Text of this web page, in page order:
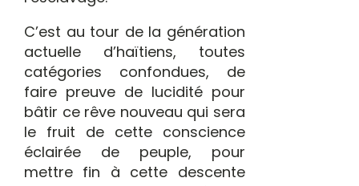
C’est au tour de la génération
actuelle d’haïtiens, toutes
catégories confondues, de
faire preuve de lucidité pour
bâtir ce rêve nouveau qui sera
le fruit de cette conscience
éclairée de peuple, pour
mettre fin à cette descente